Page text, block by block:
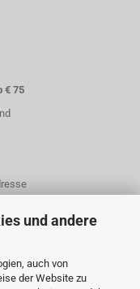
und andere
auch von
der Website zu
€ 75